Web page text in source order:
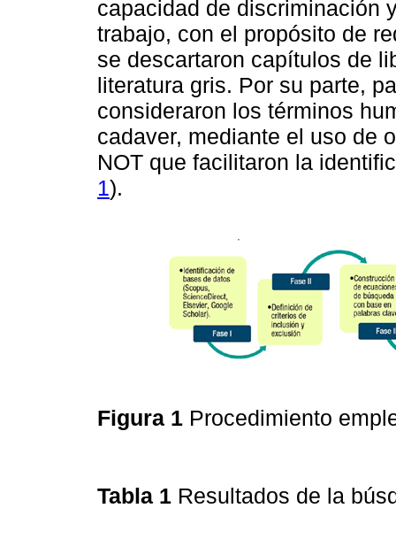
capacidad de discriminación
trabajo, con el propósito de
se descartaron capítulos de
literatura gris. Por su parte,
consideraron los términos
cadaver, mediante el uso de
NOT que facilitaron la
1).
Figura 1 Procedimiento
Tabla 1 Resultados de la